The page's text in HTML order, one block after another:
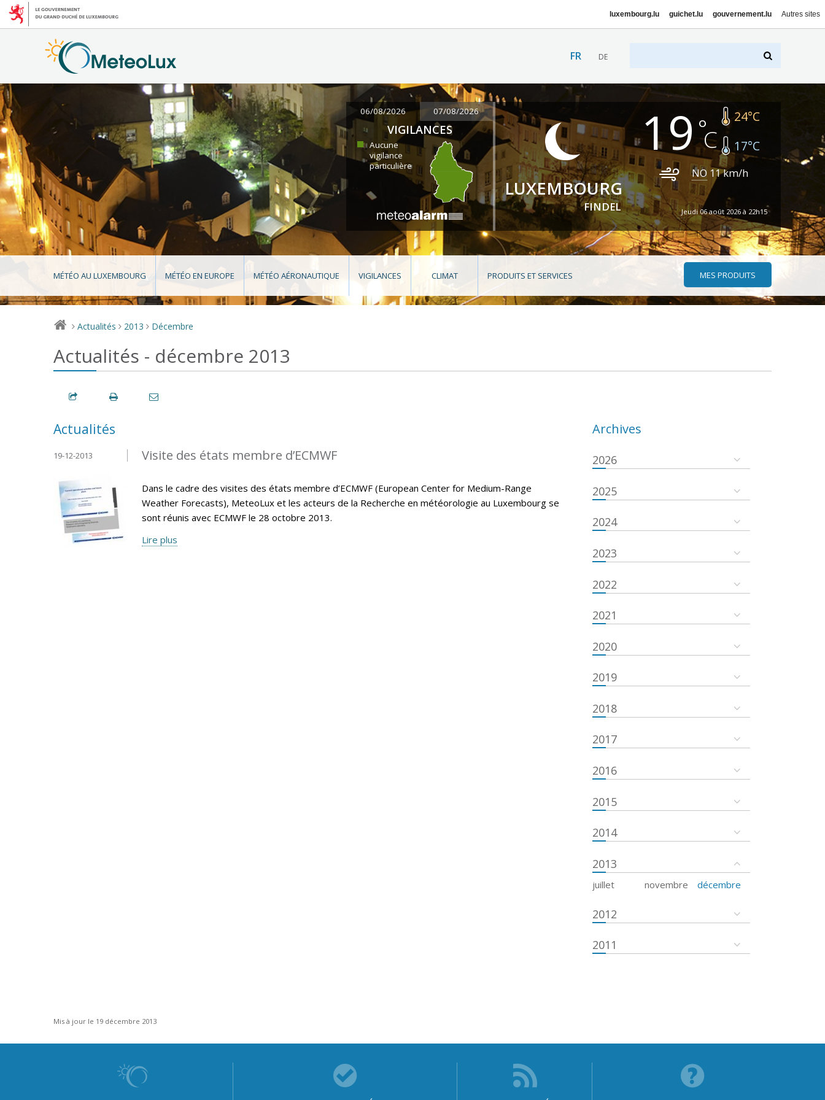
luxembourg.lu guichet.lu gouvernement.lu Autres sites
FR DE
06/08/2026 07/08/2026
VIGILANCES
Aucune
vigilance
particulière
LUXEMBOURG
FINDEL
19 24°C
17°C
NO 11km/h
Jeudi 06 août 2026 à 22h15
MÉTÉO AU LUXEMBOURG MÉTÉO EN EUROPE MÉTÉO AÉRONAUTIQUE VIGILANCES CLIMAT PRODUITS ET SERVICES MES PRODUITS
> Actualités > 2013 > Décembre
Actualités - décembre 2013
Actualités
Visite des états membre d’ECMWF
19-12-2013
Dans le cadre des visites des états membre d’ECMWF (European Center for Medium-Range
Weather Forecasts), MeteoLux et les acteurs de la Recherche en météorologie au Luxembourg se
sont réunis avec ECMWF le 28 octobre 2013.
Lire plus
Archives
2026
2025
2024
2023
2022
2021
2020
2019
2018
2017
2016
2015
2014
2013
juillet novembre décembre
2012
2011
Mis à jour le 19 décembre 2013